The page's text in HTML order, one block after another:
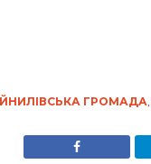
ГРОМАДА